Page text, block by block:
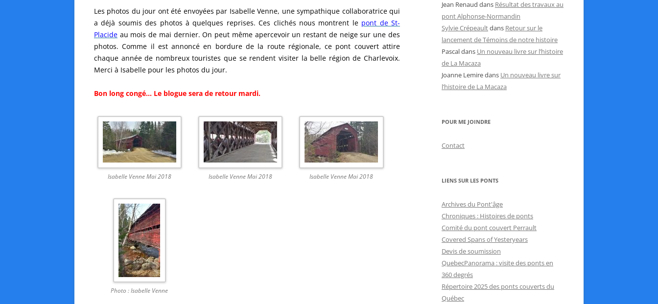
Les photos du jour ont été envoyées par Isabelle Venne, une sympathique collaboratrice qui
a déjà soumis des photos à quelques reprises. Ces clichés nous montrent le pont de St-
Placide au mois de mai dernier. On peut même apercevoir un restant de neige sur une des
photos. Comme il est annoncé en bordure de la route régionale, ce pont couvert attire
chaque année de nombreux touristes que se rendent visiter la belle région de Charlevoix.
Merci à Isabelle pour les photos du jour.
Bon long congé… Le blogue sera de retour mardi.
Isabelle Venne Mai 2018 Isabelle Venne Mai 2018 Isabelle Venne Mai 2018
Photo : Isabelle Venne
Jean Renaud dans Résultat des travaux au
pont Alphonse-Normandin
Sylvie Crépeaultdans Retour sur le
lancement de Témoins de notre histoire
Pascaldans Un nouveau livre sur l’histoire
de La Macaza
Joanne Lemiredans Un nouveau livre sur
l’histoire de La Macaza
POUR ME JOINDRE
Contact
LIENS SUR LES PONTS
Archives du Pont'âge
Chroniques : Histoires de ponts
Comité du pont couvert Perrault
Covered Spans of Yesteryears
Devis de soumission
QuebecPanorama : visite des ponts en
360 degrés
Répertoire 2025 des ponts couverts du
Québec